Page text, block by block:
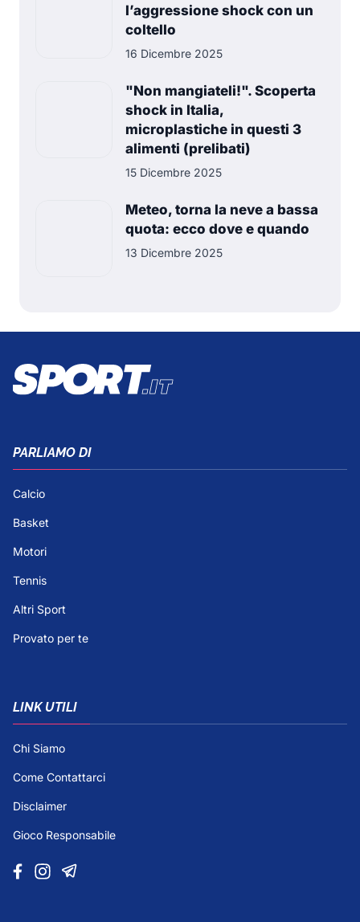
l’aggressione shock con un
coltello
16 Dicembre 2025
"Non mangiateli!". Scoperta
shock in Italia,
microplastiche in questi 3
alimenti (prelibati)
15 Dicembre 2025
Meteo, torna la neve a bassa
quota: ecco dove e quando
13 Dicembre 2025
PARLIAMO DI
Calcio
Basket
Motori
Tennis
Altri Sport
Provato per te
LINK UTILI
Chi Siamo
Come Contattarci
Disclaimer
Gioco Responsabile